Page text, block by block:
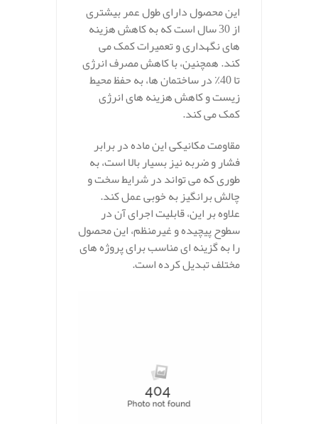
این محصول دارای طول عمر بیشتری
از 30 سال است که به کاهش هزینه‌
های نگهداری و تعمیرات کمک می‌
کند. همچنین، با کاهش مصرف انرژی
تا 40٪ در ساختمان‌ ها، به حفظ محیط
زیست و کاهش هزینه‌ های انرژی
کمک می‌ کند.
مقاومت مکانیکی این ماده در برابر
فشار و ضربه نیز بسیار بالا است، به
طوری که می‌ تواند در شرایط سخت و
چالش‌ برانگیز به خوبی عمل کند.
علاوه بر این، قابلیت اجرای آن در
سطوح پیچیده و غیرمنظم، این محصول
را به گزینه‌ ای مناسب برای پروژه‌ های
مختلف تبدیل کرده است.